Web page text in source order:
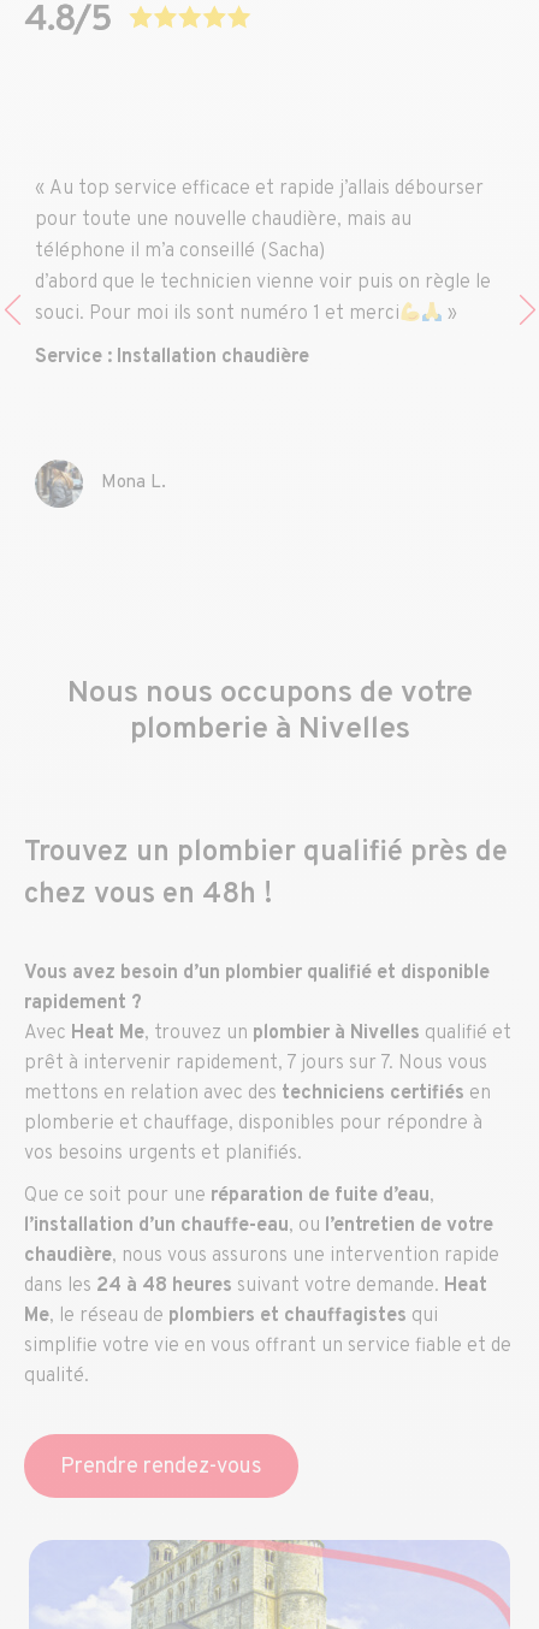
Mona L.
« Au top service efficace et rapide j’allais débourser
pour toute une nouvelle chaudière, mais au
téléphone il m’a conseillé (Sacha)
d’abord que le technicien vienne voir puis on règle le
souci. Pour moi ils sont numéro 1 et merci
»
Service : Installation chaudière
Nous nous occupons de votre
plomberie à Nivelles
Trouvez un plombier qualifié près de
chez vous en 48h !
Vous avez besoin d’un plombier qualifié et disponible
rapidement ?
Avec Heat Me, trouvez un plombier à Nivelles qualifié et
prêt à intervenir rapidement, 7 jours sur 7. Nous vous
mettons en relation avec des techniciens certifiés en
plomberie et chauffage, disponibles pour répondre à
vos besoins urgents et planifiés.
Que ce soit pour une réparation de fuite d’eau,
l’installation d’un chauffe-eau, ou l’entretien de votre
chaudière, nous vous assurons une intervention rapide
dans les 24 à 48 heures suivant votre demande. Heat
Me, le réseau de plombiers et chauffagistes qui
simplifie votre vie en vous offrant un service fiable et de
qualité.
Prendre rendez-vous